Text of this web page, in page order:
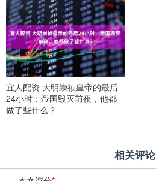
宜人配资 大明崇祯皇帝的最后
24小时：帝国毁灭前夜，他都
做了些什么？
相关评论